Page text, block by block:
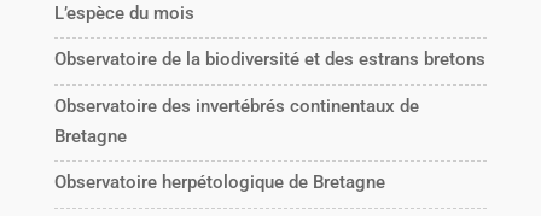
L’espèce du mois
Observatoire de la biodiversité et des estrans bretons
Observatoire des invertébrés continentaux de
Bretagne
Observatoire herpétologique de Bretagne